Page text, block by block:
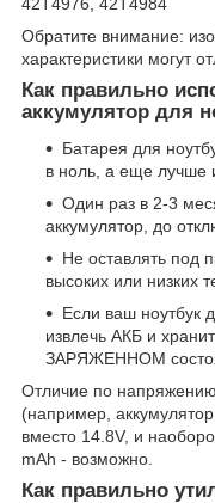
42T4976, 42T4984
Обратите внимание:
характеристики могут
Как правильно
аккумулятор для
Батарея для
в ноль, а еще лучше
Один раз в 2-3
аккумулятор, до
Не оставлять под
высоких или низких
Если ваш ноутбук
извлечь АКБ и
ЗАРЯЖЕННОМ
Отличие по
(например,
вместо 14.8V, и
mAh - возможно.
Как правильно